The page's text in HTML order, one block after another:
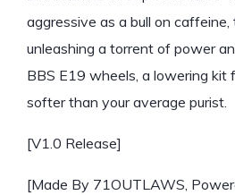
aggressive as a bull on
unleashing a torrent of power
BBS E19 wheels, a lowering kit
softer than your average purist.
[V1.0 Release]
[Made By 71OUTLAWS,